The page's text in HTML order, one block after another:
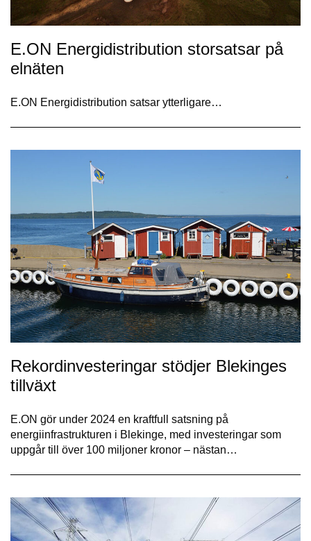
E.ON Energidistribution storsatsar på
elnäten
E.ON Energidistribution satsar ytterligare…
Rekordinvesteringar stödjer Blekinges
tillväxt
E.ON gör under 2024 en kraftfull satsning på
energiinfrastrukturen i Blekinge, med investeringar som
uppgår till över 100 miljoner kronor – nästan…